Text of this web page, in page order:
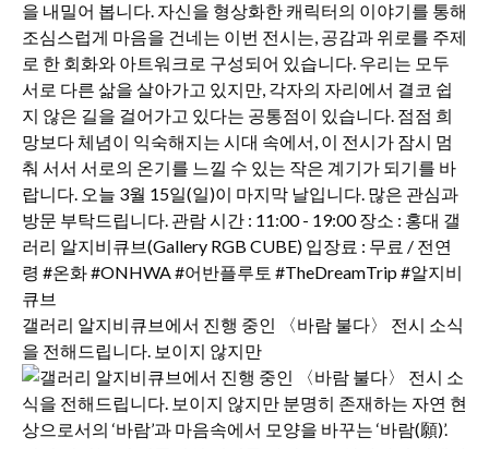
갤러리 알지비큐브에서 진행 중인 〈바람 불다〉 전시 소식
을 전해드립니다. 보이지 않지만